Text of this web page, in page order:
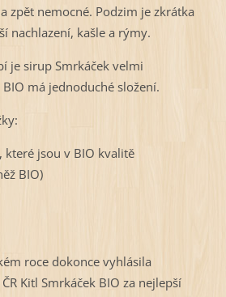
zpět nemocné. Podzim je zkrátka
nachlazení, kašle a rýmy.
je sirup Smrkáček velmi
BIO má jednoduché složení.
jsou v BIO kvalitě
BIO)
roce dokonce vyhlásila
Kitl Smrkáček BIO za nejlepší